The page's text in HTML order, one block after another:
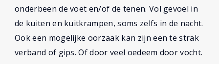
onderbeen de voet en/of de tenen. Vol gevoel in
de kuiten en kuitkrampen, soms zelfs in de nacht.
Ook een mogelijke oorzaak kan zijn een te strak
verband of gips. Of door veel oedeem door vocht.